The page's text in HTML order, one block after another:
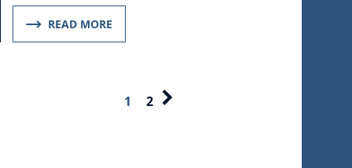
READ MORE
1 2